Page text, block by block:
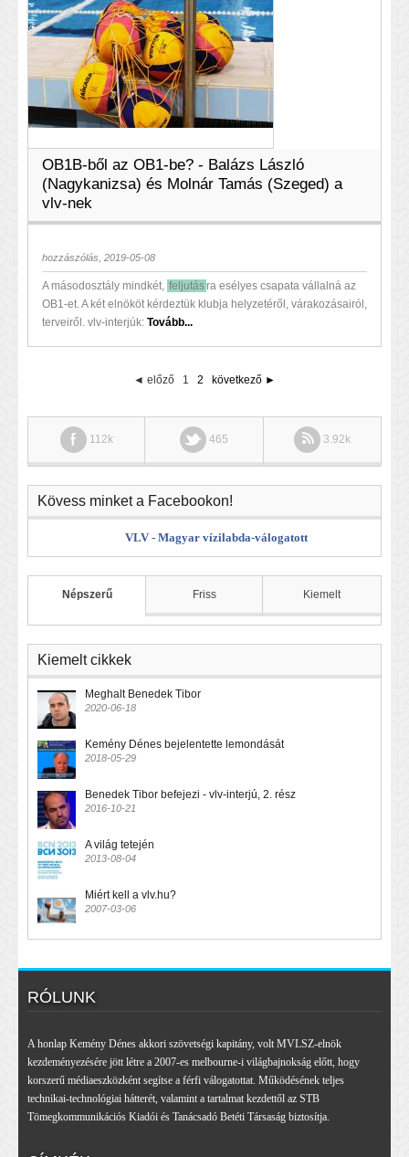
OB1B-ből az OB1-be? - Balázs László
(Nagykanizsa) és Molnár Tamás (Szeged) a
vlv-nek
hozzászólás, 2019-05-08
A másodosztály mindkét, feljutásra esélyes csapata vállalná az
OB1-et. A két elnököt kérdeztük klubja helyzetéről, várakozásairól,
terveiről. vlv-interjúk: Tovább...
◄ előző 1 2 következő ►
112k 465 3.92k
Kövess minket a Facebookon!
VLV - Magyar vízilabda-válogatott
Népszerű Friss Kiemelt
Kiemelt cikkek
Meghalt Benedek Tibor
2020-06-18
Kemény Dénes bejelentette lemondását
2018-05-29
Benedek Tibor befejezi - vlv-interjú, 2. rész
2016-10-21
A világ tetején
2013-08-04
Miért kell a vlv.hu?
2007-03-06
RÓLUNK
A honlap Kemény Dénes akkori szövetségi kapitány, volt MVLSZ-elnök
kezdeményezésére jött létre a 2007-es melbourne-i világbajnokság előtt, hogy
korszerű médiaeszközként segítse a férfi válogatottat. Működésének teljes
technikai-technológiai hátterét, valamint a tartalmat kezdettől az STB
Tömegkommunikációs Kiadói és Tanácsadó Betéti Társaság biztosítja.